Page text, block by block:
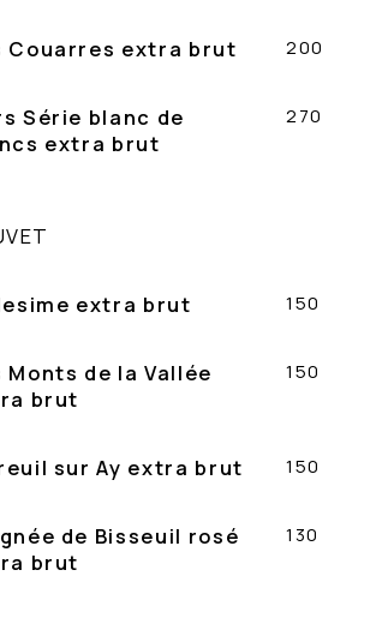
Couarres extra brut 200
Série blanc de
extra brut
270
extra brut 150
Monts de la Vallée
brut
150
sur Ay extra brut 150
de Bisseuil rosé
brut
130